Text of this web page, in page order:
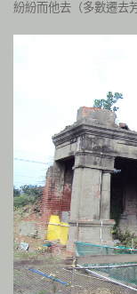
紛紛而他去（多數遷去